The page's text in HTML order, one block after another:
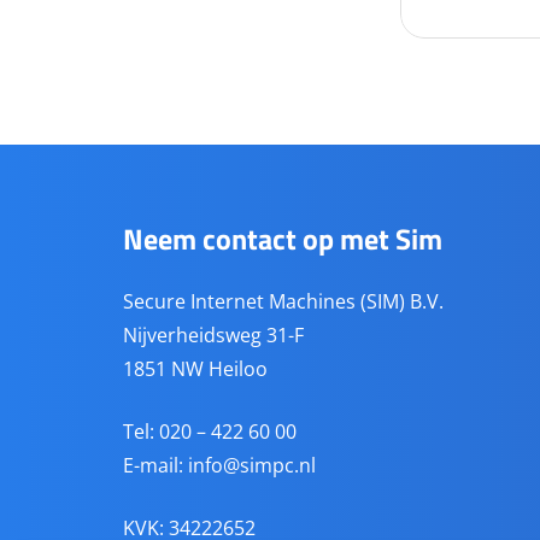
Neem contact op met Sim
Secure Internet Machines (SIM) B.V.
Nijverheidsweg 31-F
1851 NW Heiloo
Tel: 020 – 422 60 00
E-mail: info@simpc.nl
KVK: 34222652